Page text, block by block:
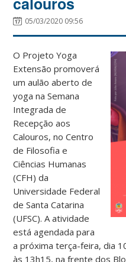
05/03/2020 09:56
O Projeto Yoga
Extensão promoverá
um aulão aberto de
yoga na Semana
Integrada de
Recepção aos
Calouros, no Centro
de Filosofia e
Ciências Humanas
(CFH) da
Universidade Federal
de Santa Catarina
(UFSC). A atividade
está agendada para
a próxima terça-feira, dia
às 13h15, na frente dos